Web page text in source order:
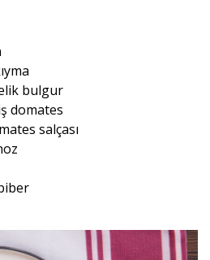
bulgur
domates
salçası